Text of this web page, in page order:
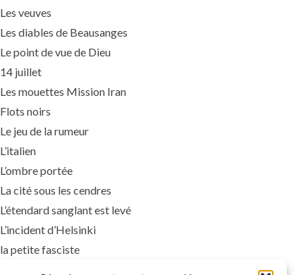
Les veuves
Les diables de Beausanges
Le point de vue de Dieu
14 juillet
Les mouettes Mission Iran
Flots noirs
Le jeu de la rumeur
L’italien
L’ombre portée
La cité sous les cendres
L’étendard sanglant est levé
L’incident d’Helsinki
la petite fasciste